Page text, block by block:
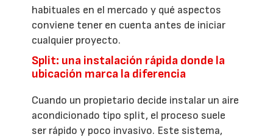
habituales en el mercado y qué aspectos
conviene tener en cuenta antes de iniciar
cualquier proyecto.
Split: una instalación rápida donde la
ubicación marca la diferencia
Cuando un propietario decide instalar un aire
acondicionado tipo split, el proceso suele
ser rápido y poco invasivo. Este sistema,